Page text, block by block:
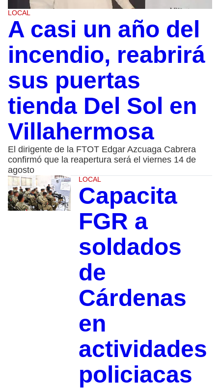
LOCAL
A casi un año del
incendio, reabrirá
sus puertas
tienda Del Sol en
Villahermosa
El dirigente de la FTOT Edgar Azcuaga Cabrera
confirmó que la reapertura será el viernes 14 de
agosto
LOCAL
Capacita
FGR a
soldados
de
Cárdenas
en
actividades
policiacas